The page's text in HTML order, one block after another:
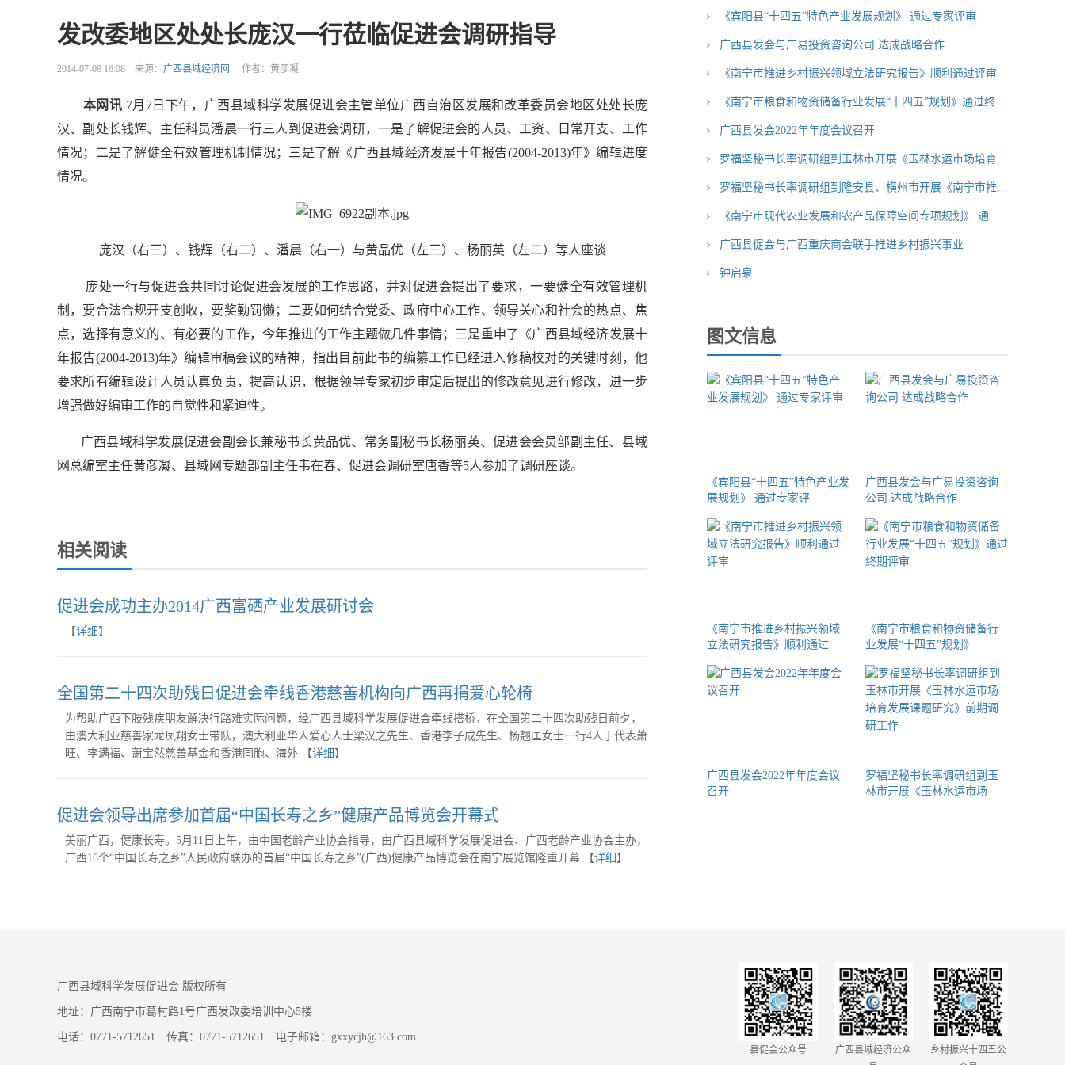
发改委地区处处长庞汉一行莅临促进会调研指导
2014-07-08 16:08 来源： 广西县域经济网 作者：黄彦凝
本网讯 7月7日下午，广西县域科学发展促进会主管单位广西自治区发展和改革委员会地区处处长庞
汉、副处长钱辉、主任科员潘晨一行三人到促进会调研，一是了解促进会的人员、工资、日常开支、工作
情况；二是了解健全有效管理机制情况；三是了解《广西县域经济发展十年报告(2004-2013)年》编辑进度
情况。
庞汉（右三）、钱辉（右二）、潘晨（右一）与黄品优（左三）、杨丽英（左二）等人座谈
庞处一行与促进会共同讨论促进会发展的工作思路，并对促进会提出了要求，一要健全有效管理机
制，要合法合规开支创收，要奖勤罚懒；二要如何结合党委、政府中心工作、领导关心和社会的热点、焦
点，选择有意义的、有必要的工作，今年推进的工作主题做几件事情；三是重申了《广西县域经济发展十
年报告(2004-2013)年》编辑审稿会议的精神，指出目前此书的编纂工作已经进入修稿校对的关键时刻，他
要求所有编辑设计人员认真负责，提高认识，根据领导专家初步审定后提出的修改意见进行修改，进一步
增强做好编审工作的自觉性和紧迫性。
广西县域科学发展促进会副会长兼秘书长黄品优、常务副秘书长杨丽英、促进会会员部副主任、县域
网总编室主任黄彦凝、县域网专题部副主任韦在春、促进会调研室唐香等5人参加了调研座谈。
相关阅读
促进会成功主办2014广西富硒产业发展研讨会
【详细 】
全国第二十四次助残日促进会牵线香港慈善机构向广西再捐爱心轮椅
为帮助广西下肢残疾朋友解决行路难实际问题，经广西县域科学发展促进会牵线搭桥，在全国第二十四次助残日前夕，
由澳大利亚慈善家龙凤翔女士带队，澳大利亚华人爱心人士梁汉之先生、香港李子成先生、杨翘匡女士一行4人于代表萧
旺、李满福、萧宝然慈善基金和香港同胞、海外 【详细 】
促进会领导出席参加首届“中国长寿之乡”健康产品博览会开幕式
美丽广西，健康长寿。5月11日上午，由中国老龄产业协会指导，由广西县域科学发展促进会、广西老龄产业协会主办，
广西16个“中国长寿之乡”人民政府联办的首届“中国长寿之乡”(广西)健康产品博览会在南宁展览馆隆重开幕 【详细 】
《宾阳县“十四五”特色产业发展规划》 通过专家评审
广西县发会与广易投资咨询公司 达成战略合作
《南宁市推进乡村振兴领域立法研究报告》顺利通过评审
《南宁市粮食和物资储备行业发展“十四五”规划》通过终期评审
广西县发会2022年年度会议召开
罗福坚秘书长率调研组到玉林市开展《玉林水运市场培育发展课题研
罗福坚秘书长率调研组到隆安县、横州市开展《南宁市推进乡村振兴
《南宁市现代农业发展和农产品保障空间专项规划》 通过中期评审
广西县促会与广西重庆商会联手推进乡村振兴事业
钟启泉
图文信息
《宾阳县“十四五”特色产业发
展规划》 通过专家评
广西县发会与广易投资咨询
公司 达成战略合作
《南宁市推进乡村振兴领域
立法研究报告》顺利通过
《南宁市粮食和物资储备行
业发展“十四五”规划》
广西县发会2022年年度会议
召开
罗福坚秘书长率调研组到玉
林市开展《玉林水运市场
广西县域科学发展促进会 版权所有
地址：广西南宁市葛村路1号广西发改委培训中心5楼
电话：0771-5712651 传真：0771-5712651 电子邮箱：gxxycjh@163.com
县促会公众号
广西县域经济公众
乡村振兴十四五公